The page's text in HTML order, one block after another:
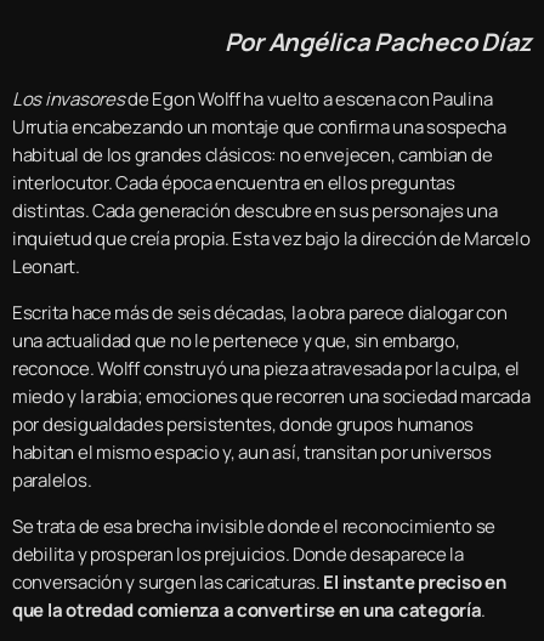
Por Angélica Pacheco Díaz
Los invasoresde Egon Wolff ha vuelto a escena con Paulina
Urrutia encabezando un montaje que confirma una sospecha
habitual de los grandes clásicos: no envejecen, cambian de
interlocutor. Cada época encuentra en ellos preguntas
distintas. Cada generación descubre en sus personajes una
inquietud que creía propia. Esta vez bajo la dirección de Marcelo
Leonart.
Escrita hace más de seis décadas, la obra parece dialogar con
una actualidad que no le pertenece y que, sin embargo,
reconoce. Wolff construyó una pieza atravesada por la culpa, el
miedo y la rabia; emociones que recorren una sociedad marcada
por desigualdades persistentes, donde grupos humanos
habitan el mismo espacio y, aun así, transitan por universos
paralelos.
Se trata de esa brecha invisible donde el reconocimiento se
debilita y prosperan los prejuicios. Donde desaparece la
conversación y surgen las caricaturas.El instante preciso en
que la otredad comienza a convertirse en una categoría.